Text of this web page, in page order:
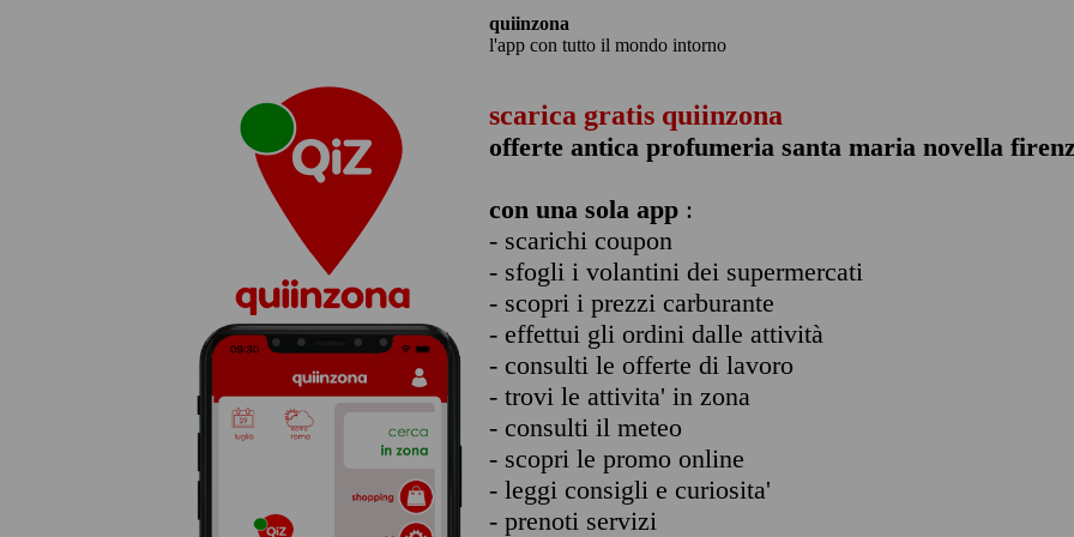
quiinzona
l'app con tutto il mondo intorno
scarica gratis quiinzona
offerte antica profumeria santa maria novella
con una sola app :
- scarichi coupon
- sfogli i volantini dei supermercati
- scopri i prezzi carburante
- effettui gli ordini dalle attività
- consulti le offerte di lavoro
- trovi le attivita' in zona
- consulti il meteo
- scopri le promo online
- leggi consigli e curiosita'
- prenoti servizi